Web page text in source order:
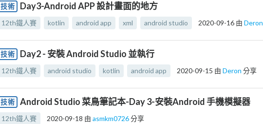
技術 Day3-Android APP 設計畫面的地方
12th鐵人賽 kotlin android app xml android studio 2020-09-16 由 Deron
技術 Day2 - 安裝 Android Studio 並執行
12th鐵人賽 android studio kotlin android app 2020-09-15 由 Deron 分享
技術 Android Studio 菜鳥筆記本-Day 3-安裝Android 手機模擬器
12th鐵人賽 2020-09-18 由 asmkm0726分享